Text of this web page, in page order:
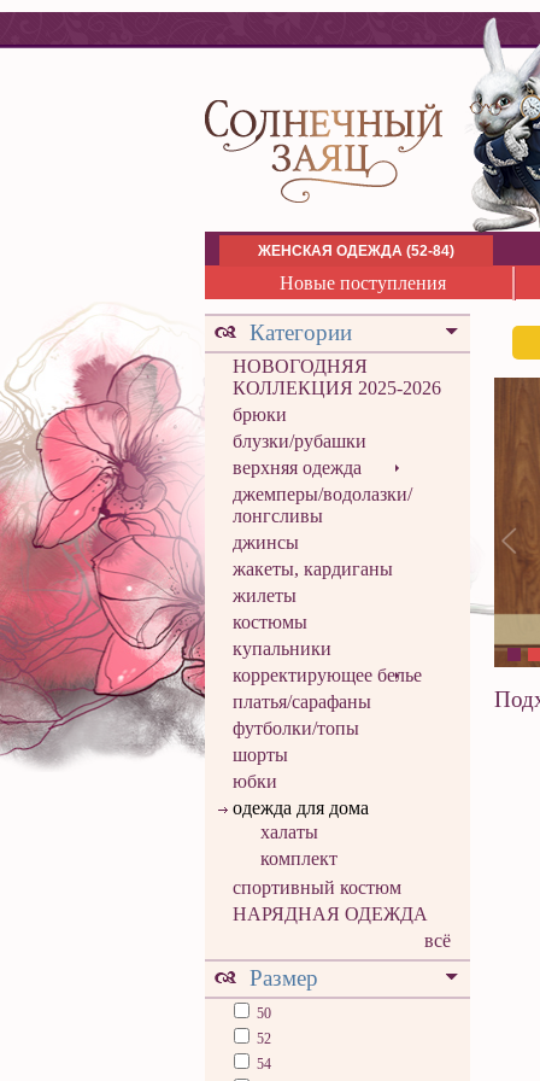
ЖЕНСКАЯ ОДЕЖДА (52-84)
Новые поступления
Категории
НОВОГОДНЯЯ
КОЛЛЕКЦИЯ 2025-2026
брюки
блузки/рубашки
верхняя одежда
джемперы/водолазки/
лонгсливы
джинсы
жакеты, кардиганы
жилеты
костюмы
купальники
корректирующее белье
платья/сарафаны
футболки/топы
шорты
юбки
одежда для дома
халаты
комплект
спортивный костюм
НАРЯДНАЯ ОДЕЖДА
всё
Размер
50
52
54